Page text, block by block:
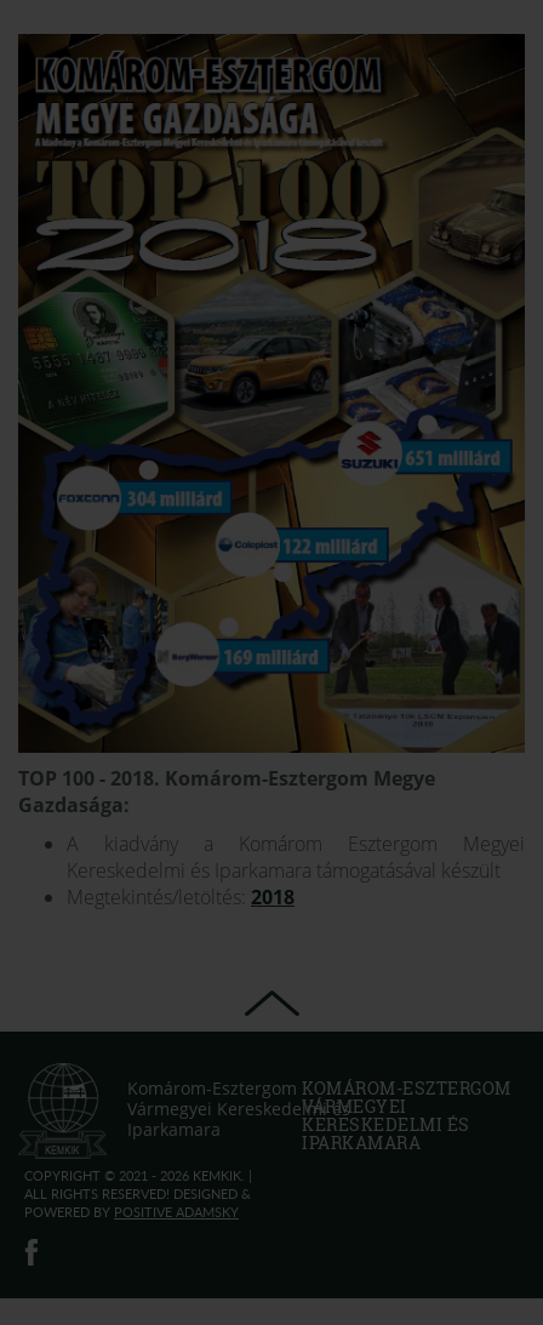
TOP 100 - 2018. Komárom-Esztergom Megye
Gazdasága:
A kiadvány a Komárom Esztergom Megyei
Kereskedelmi és Iparkamara támogatásával készült
Megtekintés/letöltés: 2018
Komárom-Esztergom
Vármegyei Kereskedelmi és
Iparkamara
COPYRIGHT © 2021 - 2026 KEMKIK. |
ALL RIGHTS RESERVED! DESIGNED &
POWERED BY POSITIVE ADAMSKY
KOMÁROM-ESZTERGOM
VÁRMEGYEI
KERESKEDELMI ÉS
IPARKAMARA